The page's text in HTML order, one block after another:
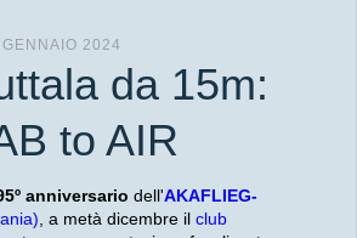
2024
da 15m:
to AIR
anniversario dell'AKAFLIEG-
, a metà dicembre il club